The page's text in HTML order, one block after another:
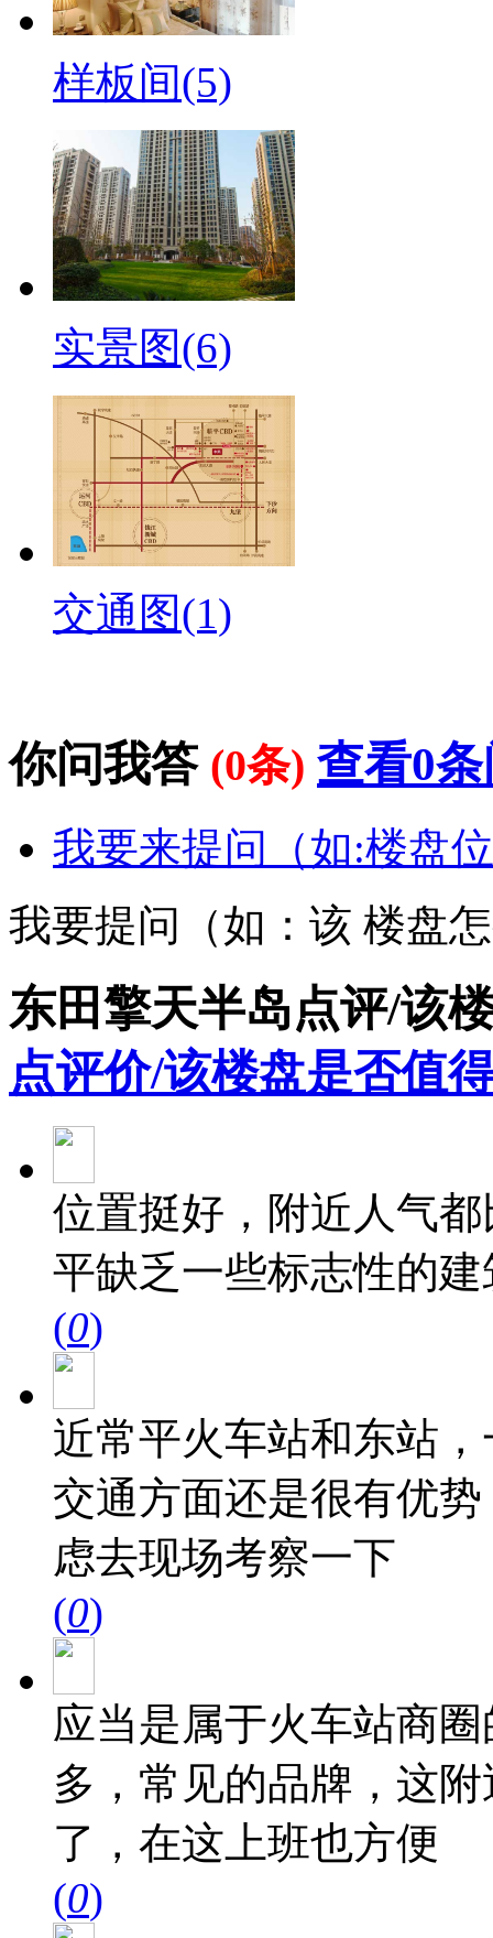
样板间(5)
实景图(6)
交通图(1)
你问我答 (0条) 查看0
我要来提问（如:楼盘
我要提问（如：该 楼盘
东田擎天半岛点评/该
点评价/该楼盘是否值
位置挺好，附近人气
平缺乏一些标志性的
(0)
近常平火车站和东站
交通方面还是很有优
虑去现场考察一下
(0)
应当是属于火车站商
多，常见的品牌，这
了，在这上班也方便
(0)